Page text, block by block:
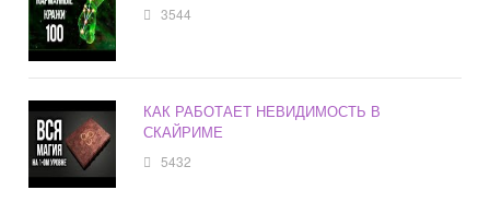
3544
КАК РАБОТАЕТ НЕВИДИМОСТЬ В
СКАЙРИМЕ
5432